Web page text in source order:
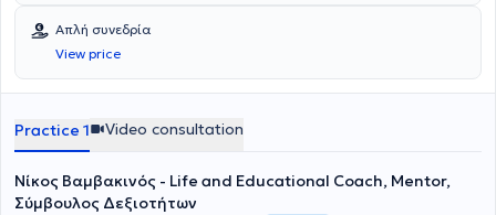
Απλή συνεδρία
View price
Practice 1 Video consultation
Νίκος Βαμβακινός - Life and Educational Coach, Mentor,
Σύμβουλος Δεξιοτήτων